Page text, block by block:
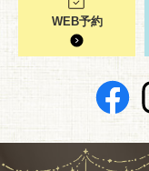
WEB予約